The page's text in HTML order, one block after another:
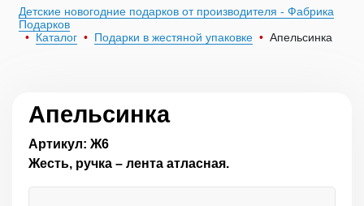
Детские новогодние подарков от производителя - Фабрика
Подарков
Каталог
Подарки в жестяной упаковке Апельсинка
Апельсинка
Артикул: Ж6
Жесть, ручка – лента атласная.